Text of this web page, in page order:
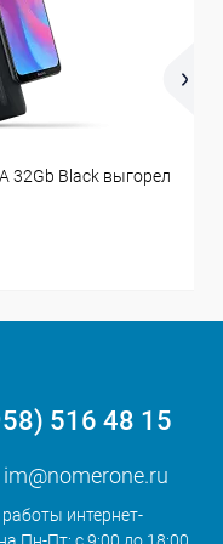
32Gb Black выгорел
516 48 15
im@nomerone.ru
интернет-